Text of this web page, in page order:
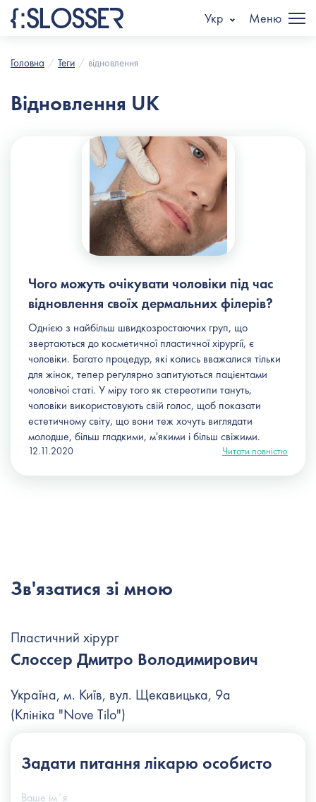
Укр Меню
Головна Теги відновлення
Відновлення UK
Чого можуть очікувати чоловіки під час
відновлення своїх дермальних філерів?
Однією з найбільш швидкозростаючих груп, що
звертаються до косметичної пластичної хірургії, є
чоловіки. Багато процедур, які колись вважалися тільки
для жінок, тепер регулярно запитуються пацієнтами
чоловічої статі. У міру того як стереотипи тануть,
чоловіки використовують свій голос, щоб показати
естетичному світу, що вони теж хочуть виглядати
молодше, більш гладкими, м'якими і більш свіжими.
12.11.2020 Читати повністю
Зв'язатися зі мною
Пластичний хірург
Слоссер Дмитро Володимирович
Україна, м. Київ, вул. Щекавицька, 9а
(Клініка "Nove Tilo")
+38 (066) 122-6-111
info@slosser.com.ua
Задати питання лікарю особисто
Ваше імʼя